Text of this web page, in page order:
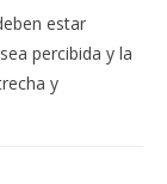
estar
percibida y la
y